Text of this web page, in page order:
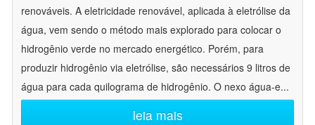
renováveis. A eletricidade renovável, aplicada à eletrólise da
água, vem sendo o método mais explorado para colocar o
hidrogênio verde no mercado energético. Porém, para
produzir hidrogênio via eletrólise, são necessários 9 litros de
água para cada quilograma de hidrogênio. O nexo água-e...
leia mais